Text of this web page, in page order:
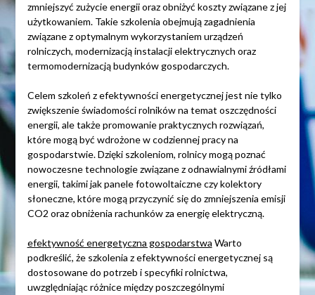
zmniejszyć zużycie energii oraz obniżyć koszty związane z jej
użytkowaniem. Takie szkolenia obejmują zagadnienia
związane z optymalnym wykorzystaniem urządzeń
rolniczych, modernizacją instalacji elektrycznych oraz
termomodernizacją budynków gospodarczych.
Celem szkoleń z efektywności energetycznej jest nie tylko
zwiększenie świadomości rolników na temat oszczędności
energii, ale także promowanie praktycznych rozwiązań,
które mogą być wdrożone w codziennej pracy na
gospodarstwie. Dzięki szkoleniom, rolnicy mogą poznać
nowoczesne technologie związane z odnawialnymi źródłami
energii, takimi jak panele fotowoltaiczne czy kolektory
słoneczne, które mogą przyczynić się do zmniejszenia emisji
CO2 oraz obniżenia rachunków za energię elektryczną.
efektywność energetyczna gospodarstwa Warto
podkreślić, że szkolenia z efektywności energetycznej są
dostosowane do potrzeb i specyfiki rolnictwa,
uwzględniając różnice między poszczególnymi